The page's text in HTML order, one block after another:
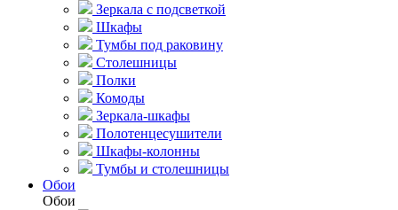
Зеркала с подсветкой
Шкафы
Тумбы под раковину
Столешницы
Полки
Комоды
Зеркала-шкафы
Полотенцесушители
Шкафы-колонны
Тумбы и столешницы
Обои
Обои